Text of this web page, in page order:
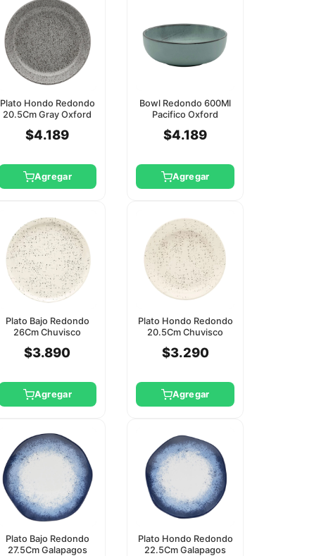
Plato Hondo Redondo
20.5Cm Gray Oxford
$4.189
Agregar
Bowl Redondo 600Ml
Pacifico Oxford
$4.189
Agregar
Plato Bajo Redondo
26Cm Chuvisco
$3.890
Agregar
Plato Hondo Redondo
20.5Cm Chuvisco
$3.290
Agregar
Plato Bajo Redondo
27.5Cm Galapagos
Plato Hondo Redondo
22.5Cm Galapagos